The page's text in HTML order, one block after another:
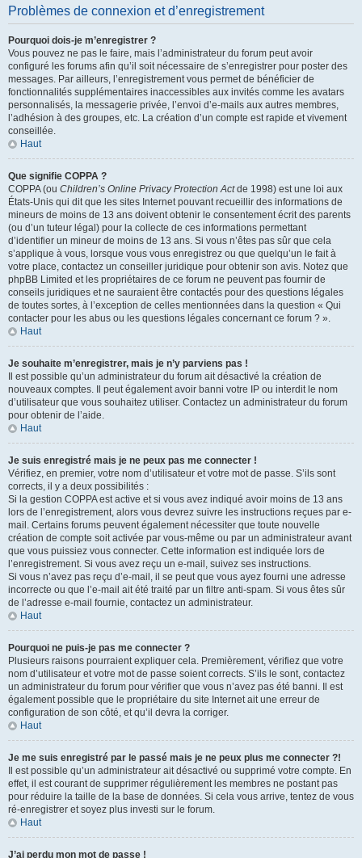
Problèmes de connexion et d’enregistrement
Pourquoi dois-je m’enregistrer ?
Vous pouvez ne pas le faire, mais l’administrateur du forum peut avoir
configuré les forums afin qu’il soit nécessaire de s’enregistrer pour poster des
messages. Par ailleurs, l’enregistrement vous permet de bénéficier de
fonctionnalités supplémentaires inaccessibles aux invités comme les avatars
personnalisés, la messagerie privée, l’envoi d’e-mails aux autres membres,
l’adhésion à des groupes, etc. La création d’un compte est rapide et vivement
conseillée.
Haut
Que signifie COPPA ?
COPPA (ou Children’s Online Privacy Protection Actde 1998) est une loi aux
États-Unis qui dit que les sites Internet pouvant recueillir des informations de
mineurs de moins de 13 ans doivent obtenir le consentement écrit des parents
(ou d’un tuteur légal) pour la collecte de ces informations permettant
d’identifier un mineur de moins de 13 ans. Si vous n’êtes pas sûr que cela
s’applique à vous, lorsque vous vous enregistrez ou que quelqu’un le fait à
votre place, contactez un conseiller juridique pour obtenir son avis. Notez que
phpBB Limited et les propriétaires de ce forum ne peuvent pas fournir de
conseils juridiques et ne sauraient être contactés pour des questions légales
de toutes sortes, à l’exception de celles mentionnées dans la question « Qui
contacter pour les abus ou les questions légales concernant ce forum ? ».
Haut
Je souhaite m’enregistrer, mais je n’y parviens pas !
Il est possible qu’un administrateur du forum ait désactivé la création de
nouveaux comptes. Il peut également avoir banni votre IP ou interdit le nom
d’utilisateur que vous souhaitez utiliser. Contactez un administrateur du forum
pour obtenir de l’aide.
Haut
Je suis enregistré mais je ne peux pas me connecter !
Vérifiez, en premier, votre nom d’utilisateur et votre mot de passe. S’ils sont
corrects, il y a deux possibilités :
Si la gestion COPPA est active et si vous avez indiqué avoir moins de 13 ans
lors de l’enregistrement, alors vous devrez suivre les instructions reçues par e-
mail. Certains forums peuvent également nécessiter que toute nouvelle
création de compte soit activée par vous-même ou par un administrateur avant
que vous puissiez vous connecter. Cette information est indiquée lors de
l’enregistrement. Si vous avez reçu un e-mail, suivez ses instructions.
Si vous n’avez pas reçu d’e-mail, il se peut que vous ayez fourni une adresse
incorrecte ou que l’e-mail ait été traité par un filtre anti-spam. Si vous êtes sûr
de l’adresse e-mail fournie, contactez un administrateur.
Haut
Pourquoi ne puis-je pas me connecter ?
Plusieurs raisons pourraient expliquer cela. Premièrement, vérifiez que votre
nom d’utilisateur et votre mot de passe soient corrects. S’ils le sont, contactez
un administrateur du forum pour vérifier que vous n’avez pas été banni. Il est
également possible que le propriétaire du site Internet ait une erreur de
configuration de son côté, et qu’il devra la corriger.
Haut
Je me suis enregistré par le passé mais je ne peux plus me connecter ?!
Il est possible qu’un administrateur ait désactivé ou supprimé votre compte. En
effet, il est courant de supprimer régulièrement les membres ne postant pas
pour réduire la taille de la base de données. Si cela vous arrive, tentez de vous
ré-enregistrer et soyez plus investi sur le forum.
Haut
J’ai perdu mon mot de passe !